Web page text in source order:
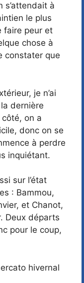
s’attendait à
le plus
faire peur et
chose à
constater que
je n’ai
dernière
on a
donc on se
à perdre
inquiétant.
sur l’état
: Bammou,
et Chanot,
Deux départs
pour le coup,
hivernal